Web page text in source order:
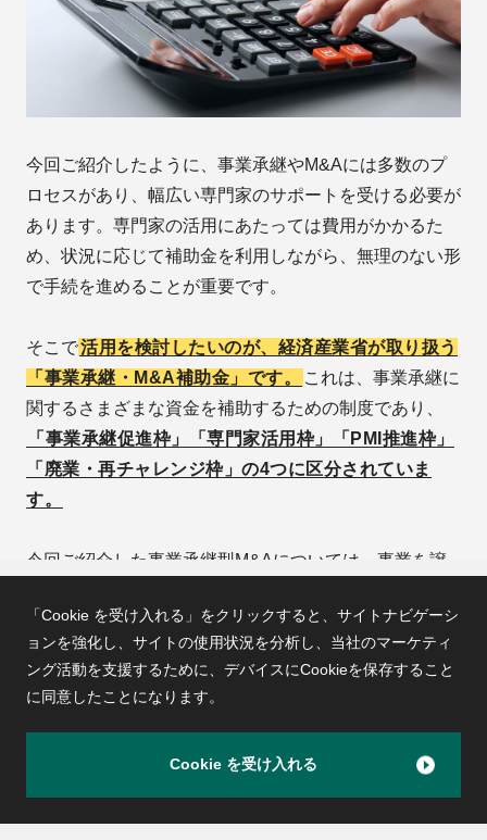
今回ご紹介したように、事業承継やM&Aには多数のプ
ロセスがあり、幅広い専門家のサポートを受ける必要が
あります。専門家の活用にあたっては費用がかかるた
め、状況に応じて補助金を利用しながら、無理のない形
で手続を進めることが重要です。
そこで活用を検討したいのが、経済産業省が取り扱う
「事業承継・M&A補助金」です。
これは、事業承継に
関するさまざまな資金を補助するための制度であり、
「事業承継促進枠」「専門家活用枠」「PMI推進枠」
「廃業・再チャレンジ枠」の4つに区分されていま
す。
今回ご紹介した事業承継型M&Aについては、事業を譲
り手側も活用できるのが「専門家活用枠」です。専門
家活用枠は売り手・買い手のそれぞれに対して支援制
度が設けられており、「売り手支援類型」は600～80
基本的には「かかった費用の1/2」が補助率の上限と
PageTOP
「Cookie を受け入れる」をクリックすると、サイトナビゲーシ
ョンを強化し、サイトの使用状況を分析し、 当社のマーケティ
ング活動を支援するために、デバイスにCookieを保存すること
に同意したことになります。
Cookie を受け入れる